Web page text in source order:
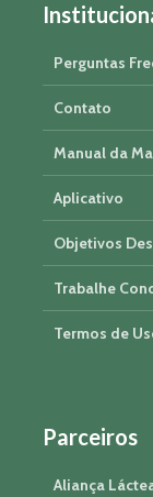
Perguntas
Contato
Manual da
Aplicativo
Objetivos
Trabalhe
Termos de
Parceiros
Aliança